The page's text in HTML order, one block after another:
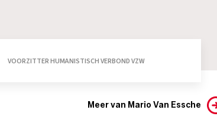
VOORZITTER HUMANISTISCH VERBOND VZW
Meer van Mario Van Essche